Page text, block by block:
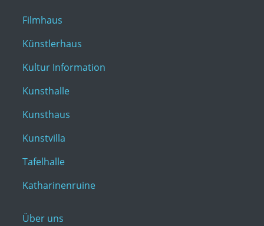
Filmhaus
Künstlerhaus
Kultur Information
Kunsthalle
Kunsthaus
Kunstvilla
Tafelhalle
Katharinenruine
Über uns